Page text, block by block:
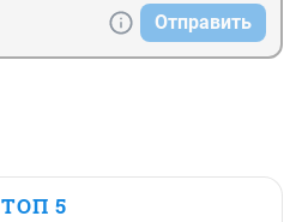
Отправить
ТОП 5